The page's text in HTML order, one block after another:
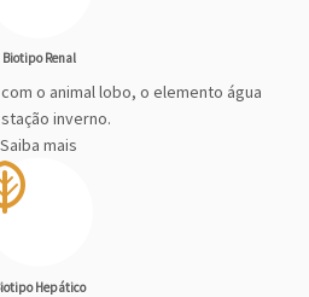
Biotipo Renal
o animal lobo, o elemento água
inverno.
Saiba mais
Hepático